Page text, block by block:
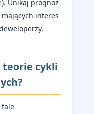
Unikaj prognoz
interes
teorie cykli
fale